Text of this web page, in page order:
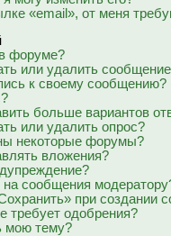
«email», от меня
форуме?
или удалить
к своему сообщению?
больше вариантов
или удалить опрос?
некоторые форумы?
вложения?
сообщения
при создании
требует одобрения?
мою тему?